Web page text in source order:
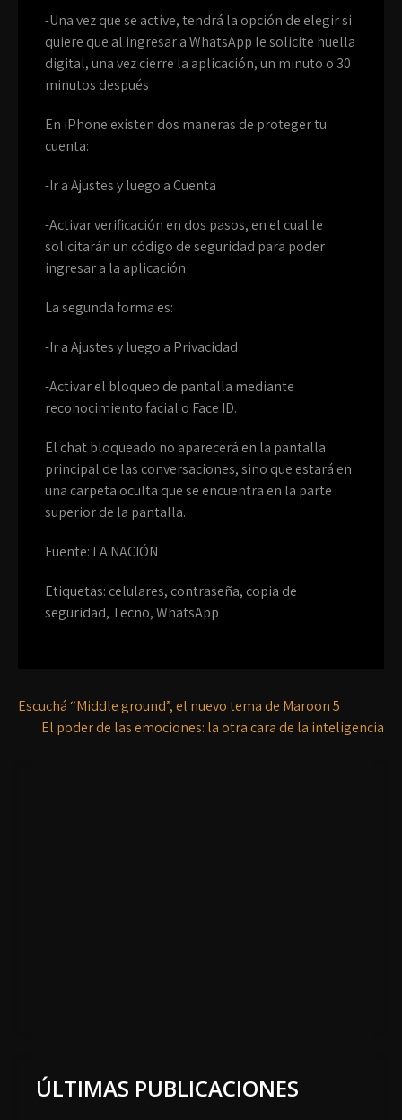
-Una vez que se active, tendrá la opción de elegir si
quiere que al ingresar a WhatsApp le solicite huella
digital, una vez cierre la aplicación, un minuto o 30
minutos después
En iPhone existen dos maneras de proteger tu
cuenta:
-Ir a Ajustes y luego a Cuenta
-Activar verificación en dos pasos, en el cual le
solicitarán un código de seguridad para poder
ingresar a la aplicación
La segunda forma es:
-Ir a Ajustes y luego a Privacidad
-Activar el bloqueo de pantalla mediante
reconocimiento facial o Face ID.
El chat bloqueado no aparecerá en la pantalla
principal de las conversaciones, sino que estará en
una carpeta oculta que se encuentra en la parte
superior de la pantalla.
Fuente: LA NACIÓN
Etiquetas: celulares, contraseña, copia de
seguridad, Tecno,WhatsApp
Escuchá “Middle ground”, el nuevo tema de Maroon 5
El poder de las emociones: la otra cara de la inteligencia
ÚLTIMAS PUBLICACIONES